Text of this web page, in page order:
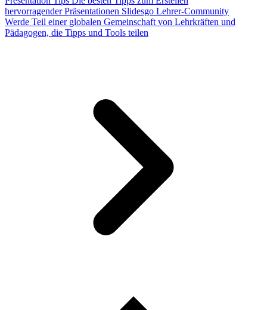
hervorragender Präsentationen Slidesgo Lehrer-Community
Werde Teil einer globalen Gemeinschaft von Lehrkräften und
Pädagogen, die Tipps und Tools teilen